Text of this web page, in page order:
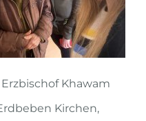
Khawam
Kirchen,